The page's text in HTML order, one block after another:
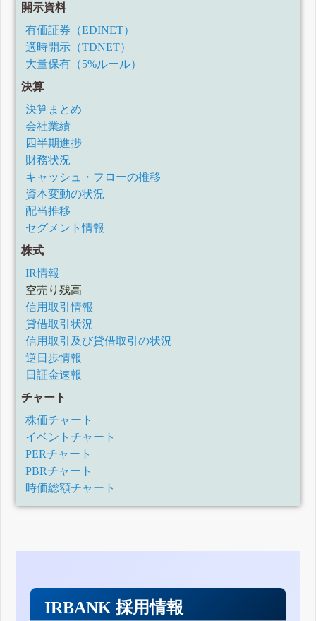
開示資料
有価証券（EDINET）
適時開示（TDNET）
大量保有（5%ルール）
決算
決算まとめ
会社業績
四半期進捗
財務状況
キャッシュ・フローの推移
資本変動の状況
配当推移
セグメント情報
株式
IR情報
空売り残高
信用取引情報
貸借取引状況
信用取引及び貸借取引の状況
逆日歩情報
日証金速報
チャート
株価チャート
イベントチャート
PERチャート
PBRチャート
時価総額チャート
IRBANK 採用情報